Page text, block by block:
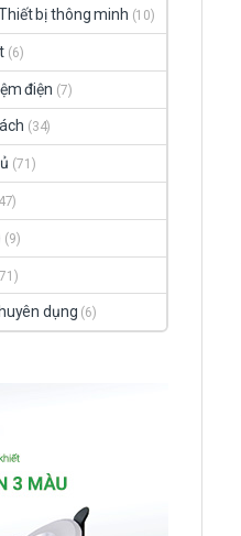
bị thông minh (10)
(6)
điện (7)
(34)
(71)
(9)
dụng (6)